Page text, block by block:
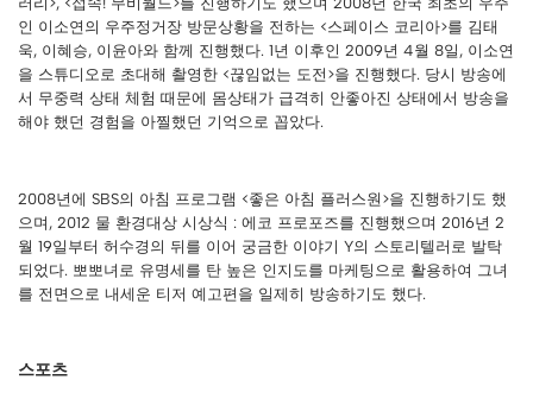
인 이소연의 우주정거장 방문상황을 전하는 <스페이스 코리아>를 김태
욱, 이혜승, 이윤아와 함께 진행했다. 1년 이후인 2009년 4월 8일, 이소연
을 스튜디오로 초대해 촬영한 <끊임없는 도전>을 진행했다. 당시 방송에
서 무중력 상태 체험 때문에 몸상태가 급격히 안좋아진 상태에서 방송을
해야 했던 경험을 아찔했던 기억으로 꼽았다.
2008년에 SBS의 아침 프로그램 <좋은 아침 플러스원>을 진행하기도 했
으며, 2012 물 환경대상 시상식 : 에코 프로포즈를 진행했으며 2016년 2
월 19일부터 허수경의 뒤를 이어 궁금한 이야기 Y의 스토리텔러로 발탁
되었다. 뽀뽀녀로 유명세를 탄 높은 인지도를 마케팅으로 활용하여 그녀
를 전면으로 내세운 티저 예고편을 일제히 방송하기도 했다.
스포츠